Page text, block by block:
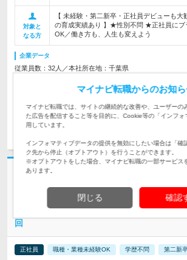
対象と
なる方
【 未経験・第二新卒・正社員デビューも
の育成実績あり 】★性別不問 ★正社員にブ
OK／働き方も、人生も変えよう
企業データ
従業員数：32人／本社所在地：千葉県
求人詳細を見る
志望動機・自己PR不要
東急セキュリティ株式会社 | ＊定着率90％＊退職金
UP＊月収30万円も可能
東急グループの有名施設を守る【施設警備】
回
正社員 職種・業種未経験OK 学歴不問 第二新
マイナビ転職からのお知
マイナビ転職では、サイトの継続的な改善や、ユーザーの
た広告を配信すること等を目的に、Cookie等の「インフォ
用しています。
インフォマティブデータの提供を無効にしたい場合は「確
ク先から停止（オプトアウト）を行うことができます。
※オプトアウトをした場合、マイナビ転職の一部サービス
あります。
閉じる 確認